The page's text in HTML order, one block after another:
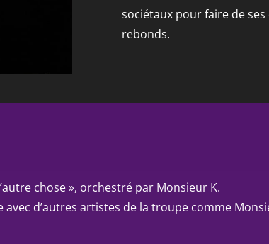
sociétaux pour faire de ses
rebonds.
chose », orchestré par Monsieur K.
d’autres artistes de la troupe comme